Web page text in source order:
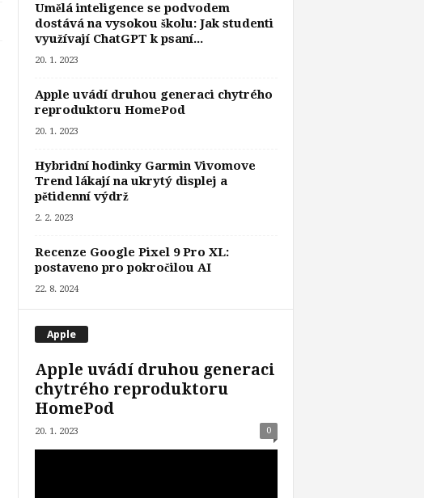
Umělá inteligence se podvodem
dostává na vysokou školu: Jak studenti
využívají ChatGPT k psaní...
20. 1. 2023
Apple uvádí druhou generaci chytrého
reproduktoru HomePod
20. 1. 2023
Hybridní hodinky Garmin Vivomove
Trend lákají na ukrytý displej a
pětidenní výdrž
2. 2. 2023
Recenze Google Pixel 9 Pro XL:
postaveno pro pokročilou AI
22. 8. 2024
Apple
Apple uvádí druhou generaci
chytrého reproduktoru
HomePod
20. 1. 2023 0